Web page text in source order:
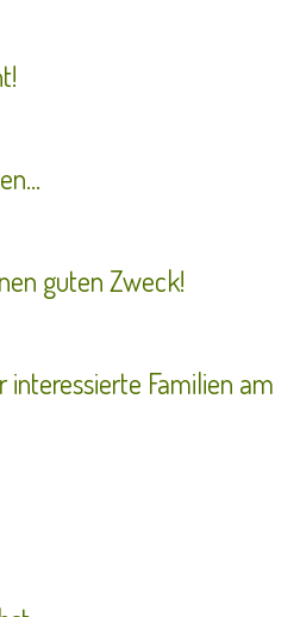
guten Zweck!
Familien am